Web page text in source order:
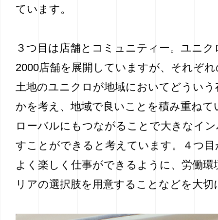
ています。
３つ目は店舗とコミュニティー。ユニク
2000店舗を展開していますが、それぞ
土地のユニクロが地域においてどうい
かを考え、地域で良いことを積み重ね
ローバルにもつながることで大きなイ
すことができると考えています。４つ
よく楽しく仕事ができるように、労働環
リアの選択肢を用意することなどを大